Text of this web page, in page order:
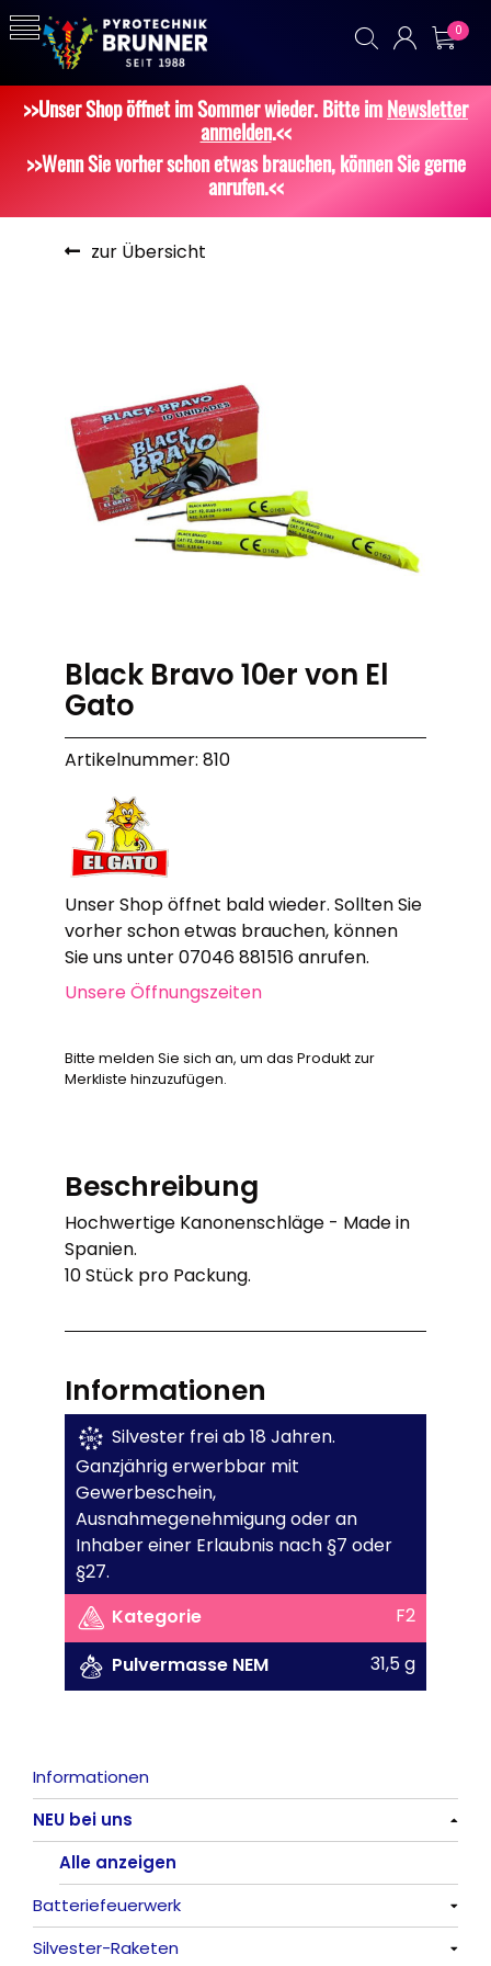
0
>>Unser Shop öffnet im Sommer wieder. Bitte imNewsletter
anmelden.<<
>>Wenn Sie vorher schon etwas brauchen, können Sie gerne
anrufen.<<
zur Übersicht
Black Bravo 10er von El
Gato
Artikelnummer: 810
Unser Shop öffnet bald wieder. Sollten Sie
vorher schon etwas brauchen, können
Sie uns unter 07046 881516 anrufen.
Unsere Öffnungszeiten
Bitte melden Sie sich an, um das Produkt zur
Merkliste hinzuzufügen.
Beschreibung
Hochwertige Kanonenschläge - Made in
Spanien.
10 Stück pro Packung.
Informationen
Silvester frei ab 18 Jahren.
Ganzjährig erwerbbar mit
Gewerbeschein,
Ausnahmegenehmigung oder an
Inhaber einer Erlaubnis nach §7 oder
§27.
Kategorie
F2
Pulvermasse NEM
31,5 g
Informationen
NEU bei uns
Alle anzeigen
Batteriefeuerwerk
Alle anzeigen
Silvester-Raketen